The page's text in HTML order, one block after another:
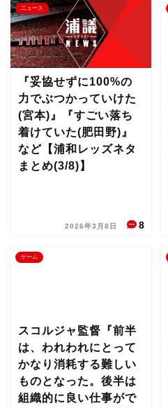
ニュース
『妥協せずに100%の
力でぶつかっていけた
(宮本)』『すごい落ち
着けていた(肥田野)』
など【浦和レッズネタ
まとめ(3/8)】
2026年3月8日 8
ゲーム
スコルジャ監督『前半
は、われわれにとって
かなり消耗する難しい
ものとなった。後半は
組織的に良い仕事がで